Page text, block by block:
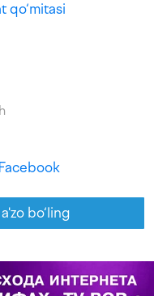
qo‘mitasi
Facebook
bo‘ling